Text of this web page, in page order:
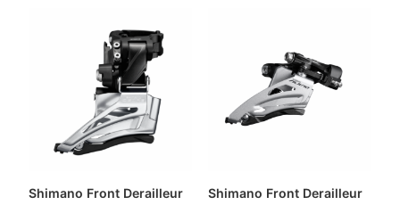
Shimano Front Derailleur
Shimano Front Derailleur